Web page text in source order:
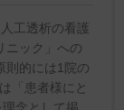
工透析の看護
ニック」への
則的には1院の
「患者様にと